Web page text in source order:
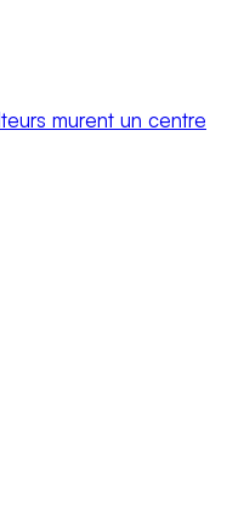
murent un centre